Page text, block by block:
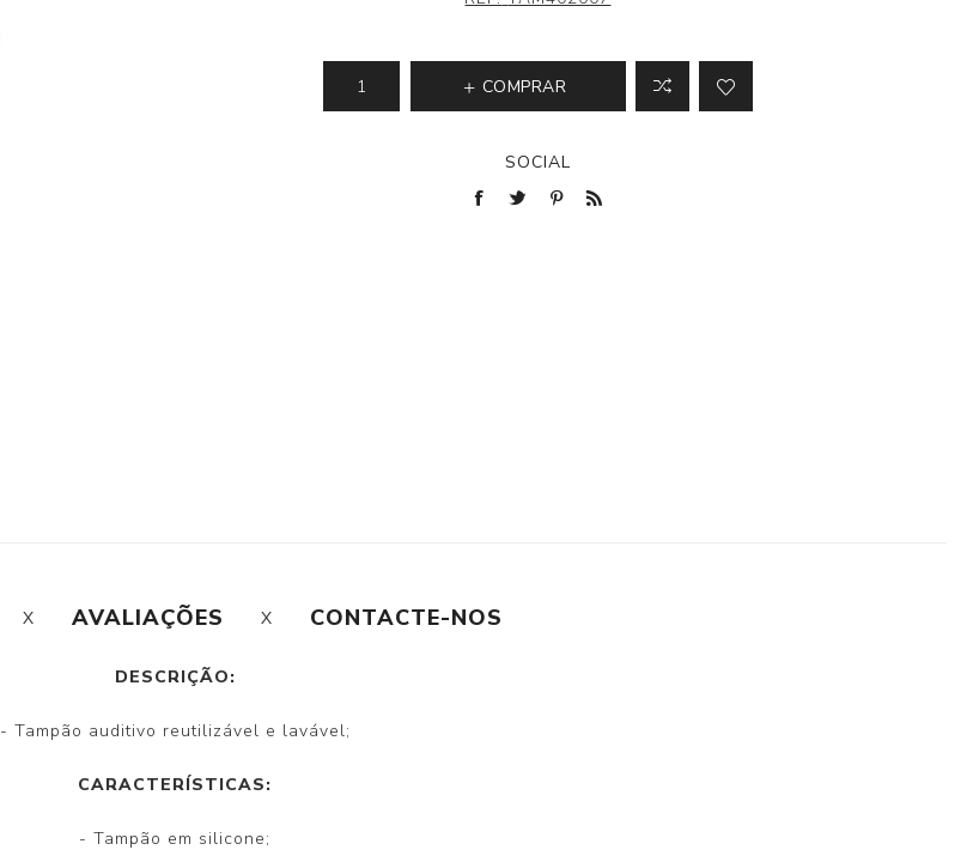
COMPRAR
SOCIAL
AVALIAÇÕES CONTACTE-NOS
DESCRIÇÃO:
- Tampão auditivo reutilizável e lavável;
CARACTERÍSTICAS:
- Tampão em silicone;